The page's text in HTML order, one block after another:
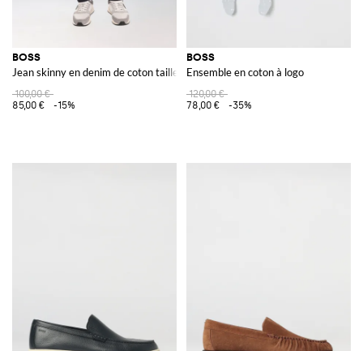
BOSS
Jean skinny en denim de coton taille moyenne à cinq poches
100,00 €
85,00 €
-15%
BOSS
Ensemble en coton à logo
120,00 €
78,00 €
-35%